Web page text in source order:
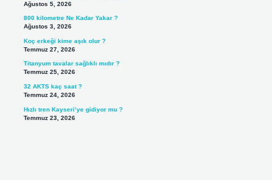
Ağustos 5, 2026
800 kilometre Ne Kadar Yakar ?
Ağustos 3, 2026
Koç erkeği kime aşık olur ?
Temmuz 27, 2026
Titanyum tavalar sağlıklı mıdır ?
Temmuz 25, 2026
32 AKTS kaç saat ?
Temmuz 24, 2026
Hızlı tren Kayseri’ye gidiyor mu ?
Temmuz 23, 2026